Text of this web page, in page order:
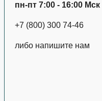
пн-пт 7:00 - 16:00 Мск
+7 (800) 300 74-46
либо напишите нам